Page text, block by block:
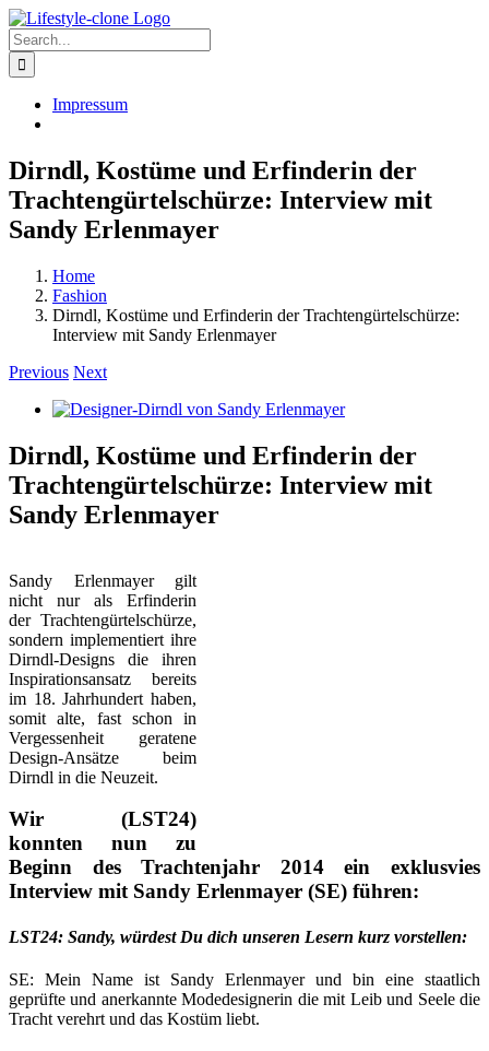
Skip
to
content
Search
for:
Impressum
Dirndl, Kostüme und Erfinderin der
Trachtengürtelschürze: Interview mit
Sandy Erlenmayer
Home
Fashion
Dirndl, Kostüme und Erfinderin der Trachtengürtelschürze:
Interview mit Sandy Erlenmayer
Previous Next
View
Image
Dirndl, Kostüme und Erfinderin der
Trachtengürtelschürze: Interview mit
Sandy Erlenmayer
Sandy Erlenmayer gilt
nicht nur als Erfinderin
der Trachtengürtelschürze,
sondern implementiert ihre
Dirndl-Designs die ihren
Inspirationsansatz bereits
im 18. Jahrhundert haben,
somit alte, fast schon in
Vergessenheit geratene
Design-Ansätze beim
Dirndl in die Neuzeit.
Wir (LST24)
konnten nun zu
Beginn des Trachtenjahr 2014 ein exklusvies
Interview mit Sandy Erlenmayer (SE) führen:
LST24: Sandy, würdest Du dich unseren Lesern kurz vorstellen:
SE: Mein Name ist Sandy Erlenmayer und bin eine staatlich
geprüfte und anerkannte Modedesignerin die mit Leib und Seele die
Tracht verehrt und das Kostüm liebt.